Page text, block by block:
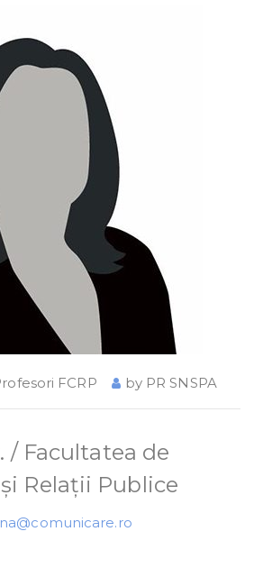
FCRP by PR SNSPA
/ Facultatea de
Relații Publice